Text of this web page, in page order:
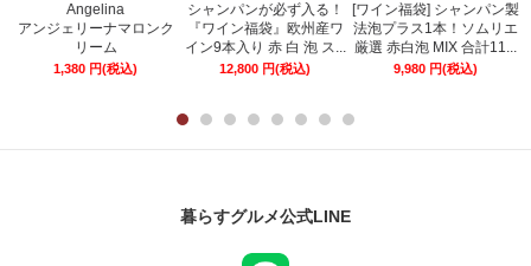
Angelina
アンジェリーナマロンク
リーム
1,380 円(税込)
シャンパンが必ず入る！
『ワイン福袋』欧州産ワ
イン9本入り 赤 白 泡 ス...
12,800 円(税込)
[ワイン福袋] シャンパン製
法泡プラス1本！ソムリエ
厳選 赤白泡 MIX 合計11...
9,980円(税込)
暮らすグルメ公式LINE